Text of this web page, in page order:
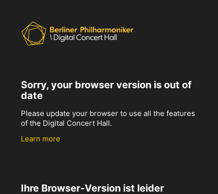
Sorry, your browser version is out of
date
Please update your browser to use all the features
of the Digital Concert Hall.
Learn more
Ihre Browser-Version ist leider